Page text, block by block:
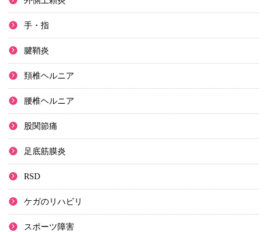
手・指
腱鞘炎
頚椎ヘルニア
腰椎ヘルニア
股関節痛
足底筋膜炎
RSD
ケガのリハビリ
スポーツ障害